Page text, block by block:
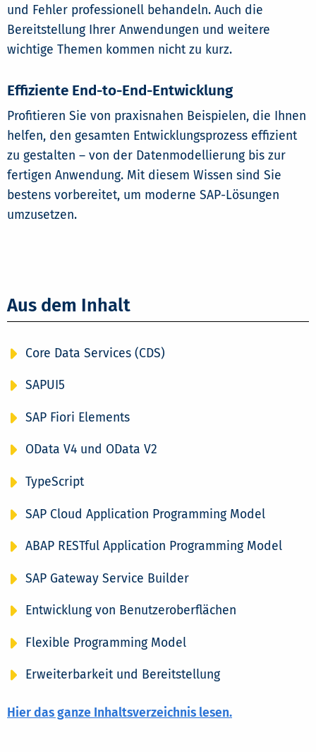
und Fehler professionell behandeln. Auch die
Bereitstellung Ihrer Anwendungen und weitere
wichtige Themen kommen nicht zu kurz.
Effiziente End-to-End-Entwicklung
Profitieren Sie von praxisnahen Beispielen, die Ihnen
helfen, den gesamten Entwicklungsprozess effizient
zu gestalten – von der Datenmodellierung bis zur
fertigen Anwendung. Mit diesem Wissen sind Sie
bestens vorbereitet, um moderne SAP-Lösungen
umzusetzen.
Aus dem Inhalt
Core Data Services (CDS)
SAPUI5
SAP Fiori Elements
OData V4 und OData V2
TypeScript
SAP Cloud Application Programming Model
ABAP RESTful Application Programming Model
SAP Gateway Service Builder
Entwicklung von Benutzeroberflächen
Flexible Programming Model
Erweiterbarkeit und Bereitstellung
Hier das ganze Inhaltsverzeichnis lesen.